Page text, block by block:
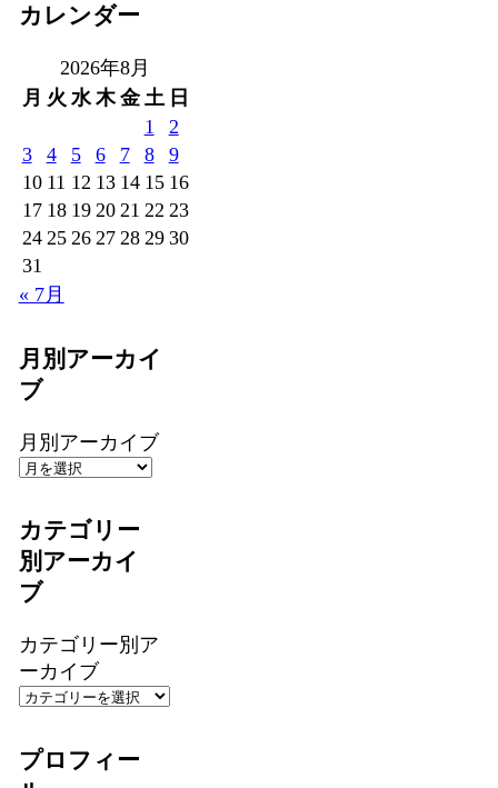
カレンダー
2026年8月
月 火 水 木 金 土 日
1
2
3
4 5 6 7 8
9
10 11 12 13 14 15 16
17 18 19 20 21 22 23
24 25 26 27 28 29 30
31
« 7月
月別アーカイ
ブ
月別アーカイブ
カテゴリー
別アーカイ
ブ
カテゴリー別ア
ーカイブ
プロフィー